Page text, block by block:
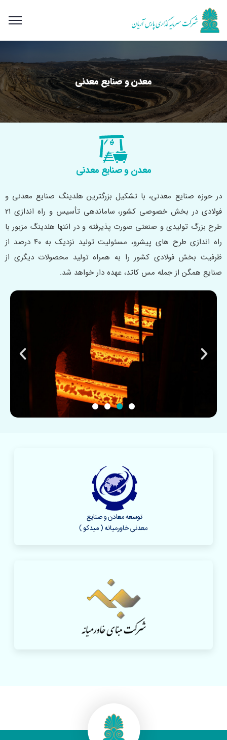
معدن و صنایع معدنی
معدن و صنایع معدنی
در حوزه صنایع معدنی، با تشکیل بزرگترین هلدینگ صنایع معدنی و
فولادی در بخش خصوصی کشور، ساماندهی تأسیس و راه‌ اندازی ۲۱
طرح بزرگ تولیدی و صنعتی صورت پذیرفته و در انتها هلدینگ مزبور با
راه‌ اندازی طرح‌ های پیشرو، مسئولیت تولید نزدیک به ۴۰ درصد از
ظرفیت بخش فولادی کشور را به همراه تولید محصولات دیگری از
صنایع همگن از جمله مس کاتد، عهده‌ دار خواهد شد.